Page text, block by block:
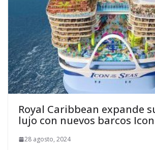
Royal Caribbean expande
lujo con nuevos barcos Icon
28 agosto, 2024